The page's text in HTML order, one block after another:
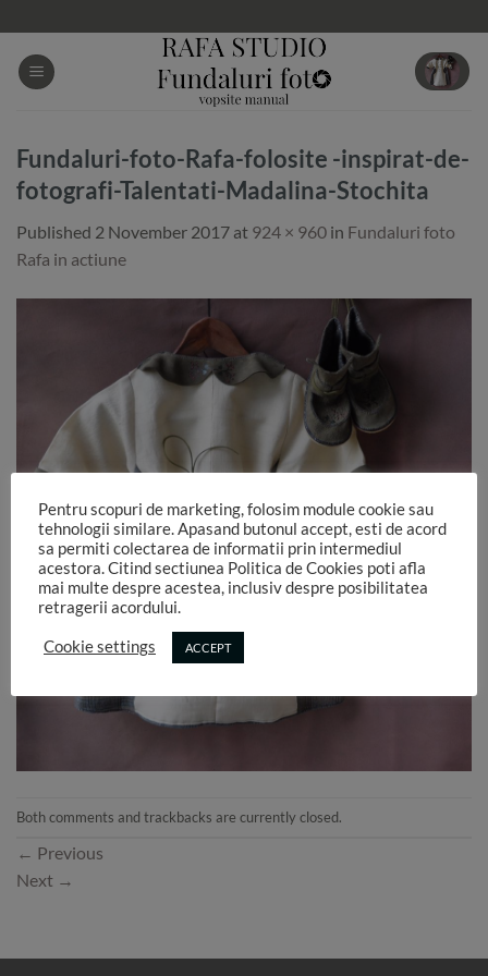
to
content
Fundaluri-foto-Rafa-folosite -inspirat-de-
fotografi-Talentati-Madalina-Stochita
Published 2 November 2017 at 924 × 960 in Fundaluri foto
Rafa in actiune
Both comments and trackbacks are currently closed.
← Previous
Next →
Pentru scopuri de marketing, folosim module cookie sau
tehnologii similare. Apasand butonul accept, esti de acord
sa permiti colectarea de informatii prin intermediul
acestora. Citind sectiunea Politica de Cookies poti afla
mai multe despre acestea, inclusiv despre posibilitatea
retragerii acordului.
Cookie settings ACCEPT